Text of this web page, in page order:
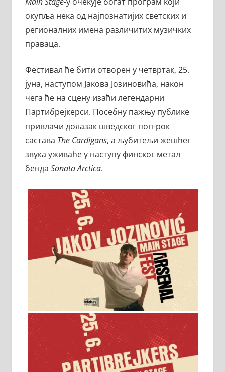
окупља нека од најпознатијих светских и
регионалних имена различитих музичких
праваца.
Фестивал ће бити отворен у четвртак, 25.
јуна, наступом Јакова Јозиновића, након
чега ће на сцену изаћи легендарни
Партибрејкерси. Посебну пажњу публике
привлачи долазак шведског поп-рок
састава The Cardigans, а љубитељи жешћег
звука уживаће у наступу финског метал
бенда Sonata Arctica.